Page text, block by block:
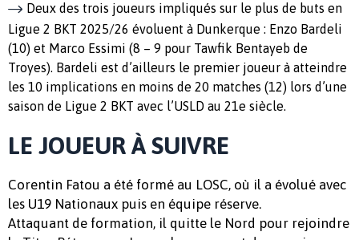
Deux des trois joueurs impliqués sur le plus de buts en
Ligue 2 BKT 2025/26 évoluent à Dunkerque : Enzo Bardeli
(10) et Marco Essimi (8 – 9 pour Tawfik Bentayeb de
Troyes). Bardeli est d’ailleurs le premier joueur à atteindre
les 10 implications en moins de 20 matches (12) lors d’une
saison de Ligue 2 BKT avec l’USLD au 21e siècle.
LE JOUEUR À SUIVRE
Corentin Fatou a été formé au LOSC, où il a évolué avec
les U19 Nationaux puis en équipe réserve.
Attaquant de formation, il quitte le Nord pour rejoindre